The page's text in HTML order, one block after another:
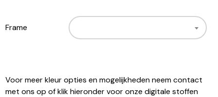
Frame
Voor meer kleur opties en mogelijkheden neem contact
met ons op of klik hieronder voor onze digitale stoffen